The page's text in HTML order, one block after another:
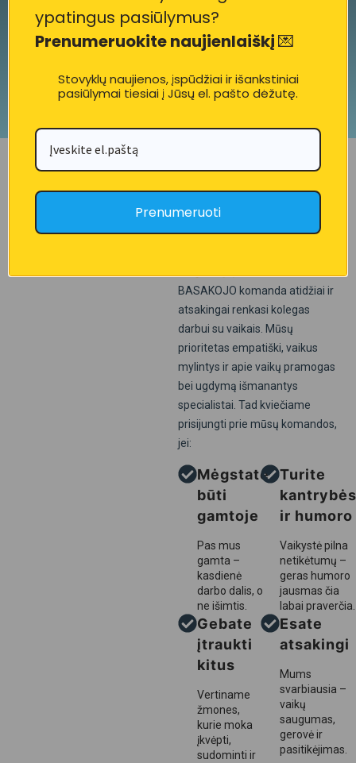
Plačiau
Kurkime
vaikystės
kartu
BASAKOJO komanda atidžiai ir
atsakingai renkasi kolegas
darbui su vaikais. Mūsų
prioritetas empatiški, vaikus
mylintys ir apie vaikų pramogas
bei ugdymą išmanantys
specialistai. Tad kviečiame
prisijungti prie mūsų komandos,
jei:
Mėgstate
būti
gamtoje
Pas mus
gamta –
kasdienė
darbo dalis, o
ne išimtis.
Gebate
įtraukti
kitus
Vertiname
žmones,
kurie moka
įkvėpti,
sudominti ir
Turite
kantrybės
ir humoro
Vaikystė pilna
netikėtumų –
geras humoro
jausmas čia
labai praverčia.
Esate
atsakingi
Mums
svarbiausia –
vaikų
saugumas,
gerovė ir
pasitikėjimas.
ypatingus pasiūlymus?
Prenumeruokite naujienlaiškį💌
Stovyklų naujienos, įspūdžiai ir išankstiniai
pasiūlymai tiesiai į Jūsų el. pašto dėžutę.
Prenumeruoti